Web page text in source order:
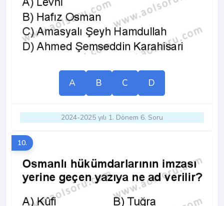
A B C D
2024-2025 yılı 1. Dönem 6. Soru
10.